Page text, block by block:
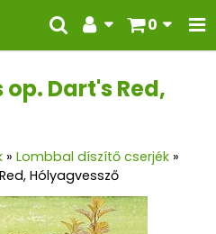
0
Dart's Red,
» Lombbal díszítő cserjék »
Hólyagvessző